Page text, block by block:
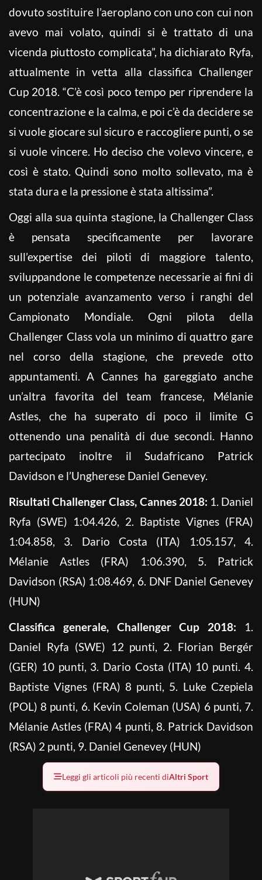
dovuto sostituire l’aeroplano con uno con cui non
avevo mai volato, quindi si è trattato di una
vicenda piuttosto complicata”, ha dichiarato Ryfa,
attualmente in vetta alla classifica Challenger
Cup 2018. “C’è così poco tempo per riprendere la
concentrazione e la calma, e poi c’è da decidere se
si vuole giocare sul sicuro e raccogliere punti, o se
si vuole vincere. Ho deciso che volevo vincere, e
così è stato. Quindi sono molto sollevato, ma è
stata dura e la pressione è stata altissima”.
Oggi alla sua quinta stagione, la Challenger Class
è pensata specificamente per lavorare
sull’expertise dei piloti di maggiore talento,
sviluppandone le competenze necessarie ai fini di
un potenziale avanzamento verso i ranghi del
Campionato Mondiale. Ogni pilota della
Challenger Class vola un minimo di quattro gare
nel corso della stagione, che prevede otto
appuntamenti. A Cannes ha gareggiato anche
un’altra favorita del team francese, Mélanie
Astles, che ha superato di poco il limite G
ottenendo una penalità di due secondi. Hanno
partecipato inoltre il Sudafricano Patrick
Davidson e l’Ungherese Daniel Genevey.
Risultati Challenger Class, Cannes 2018: 1. Daniel
Ryfa (SWE) 1:04.426, 2. Baptiste Vignes (FRA)
1:04.858, 3. Dario Costa (ITA) 1:05.157, 4.
Mélanie Astles (FRA) 1:06.390, 5. Patrick
Davidson (RSA) 1:08.469, 6. DNF Daniel Genevey
(HUN)
Classifica generale, Challenger Cup 2018: 1.
Daniel Ryfa (SWE) 12 punti, 2. Florian Bergér
(GER) 10 punti, 3. Dario Costa (ITA) 10 punti. 4.
Baptiste Vignes (FRA) 8 punti, 5. Luke Czepiela
(POL) 8 punti, 6. Kevin Coleman (USA) 6 punti, 7.
Mélanie Astles (FRA) 4 punti, 8. Patrick Davidson
(RSA) 2 punti, 9. Daniel Genevey (HUN)
Leggi gli articoli più recenti diAltri Sport